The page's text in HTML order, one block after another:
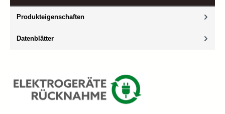
Produkteigenschaften
Datenblätter